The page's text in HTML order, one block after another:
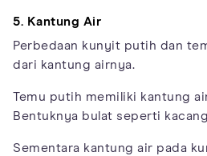
5. Kantung Air
Perbedaan kunyit putih dan
dari kantung airnya.
Temu putih memiliki kantung
Bentuknya bulat seperti
Sementara kantung air pada